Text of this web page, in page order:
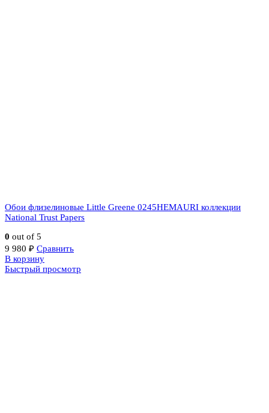
Обои флизелиновые Little Greene 0245HEMAURI коллекции
National Trust Papers
0 out of 5
9 980 ₽ Сравнить
В корзину
Быстрый просмотр